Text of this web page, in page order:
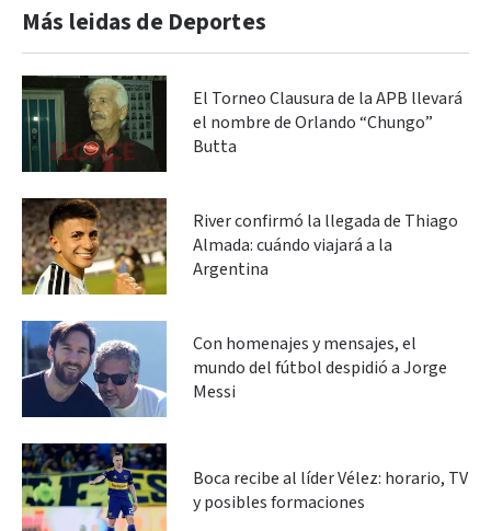
Más leidas de Deportes
El Torneo Clausura de la APB llevará
el nombre de Orlando “Chungo”
Butta
River confirmó la llegada de Thiago
Almada: cuándo viajará a la
Argentina
Con homenajes y mensajes, el
mundo del fútbol despidió a Jorge
Messi
Boca recibe al líder Vélez: horario, TV
y posibles formaciones